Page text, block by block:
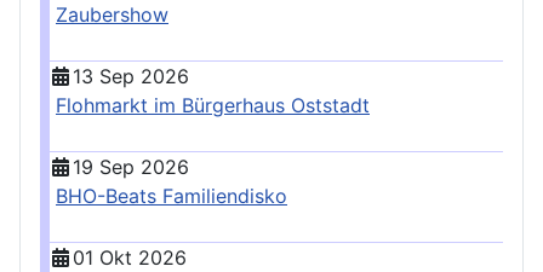
Zaubershow
13 Sep 2026
Flohmarkt im Bürgerhaus Oststadt
19 Sep 2026
BHO-Beats Familiendisko
01 Okt 2026